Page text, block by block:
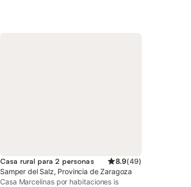
Casa rural para 2 personas 8.9(49)
Samper del Salz, Provincia de Zaragoza
Casa Marcelinas por habitaciones is